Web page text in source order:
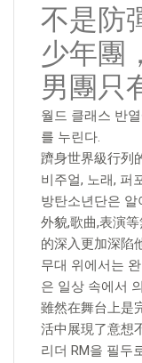
不是防
少年團
男團只
월드 클래스 반
를 누린다.
躋身世界級行列
비주얼, 노래, 퍼
방탄소년단은
外貌,歌曲,表演
的深入更加深陷
무대 위에서는
은 일상 속에서
雖然在舞台上是
活中展現了意想
리더 RM을 필두